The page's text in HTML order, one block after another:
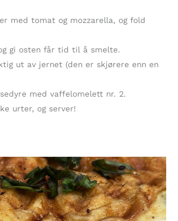
med tomat og mozzarella, og fold
gi osten får tid til å smelte.
ut av jernet (den er skjørere enn en
med vaffelomelett nr. 2.
urter, og server!